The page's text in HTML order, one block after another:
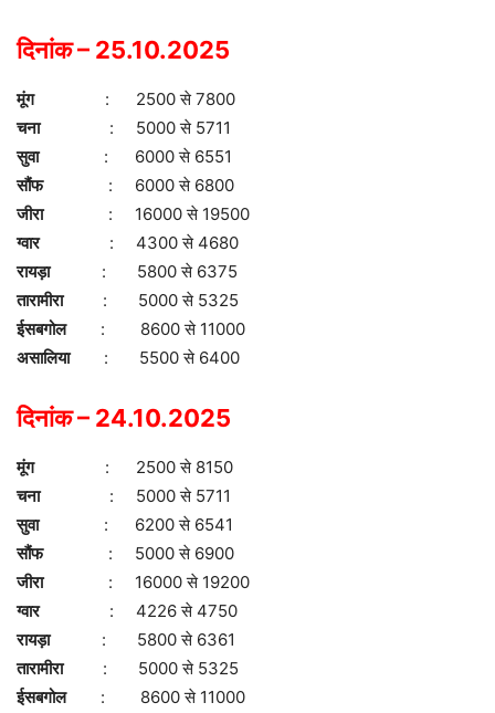
दिनांक – 25.10.2025
मूंग: 2500 से 7800
चना : 5000 से 5711
सुवा : 6000 से 6551
सौंफ
: 6000 से 6800
जीरा : 16000 से 19500
ग्वार
: 4300 से 4680
रायड़ा : 5800 से 6375
तारामीरा: 5000 से 5325
ईसबगोल
: 8600 से 11000
असालिया : 5500 से 6400
दिनांक – 24.10.2025
मूंग: 2500 से 8150
चना : 5000 से 5711
सुवा : 6200 से 6541
सौंफ
: 5000 से 6900
जीरा : 16000 से 19200
ग्वार
: 4226 से 4750
रायड़ा : 5800 से 6361
तारामीरा: 5000 से 5325
ईसबगोल
: 8600 से 11000